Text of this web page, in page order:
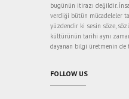
bugünün itirazı değildir.
verdiği bütün mücadeleler
yüzdendir ki sesin söze,
kültürünün tarihi aynı
dayanan bilgi üretmenin de
FOLLOW US